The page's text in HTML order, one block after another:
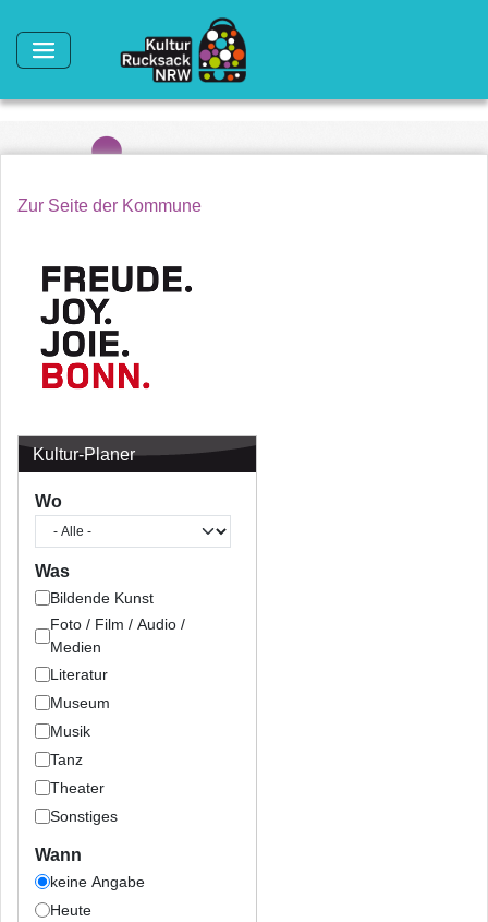
Zur Seite der Kommune
Kultur-Planer
Wo
Was
Bildende Kunst
Foto / Film / Audio /
Medien
Literatur
Museum
Musik
Tanz
Theater
Sonstiges
Wann
keine Angabe
Heute